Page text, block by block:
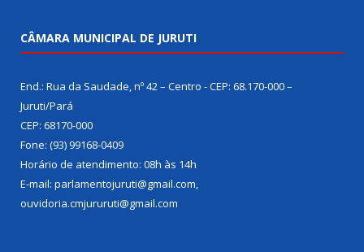
CÂMARA MUNICIPAL DE JURUTI
End.: Rua da Saudade, nº 42 – Centro - CEP: 68.170-000 –
Juruti/Pará
CEP: 68170-000
Fone: (93) 99168-0409
Horário de atendimento: 08h às 14h
E-mail: parlamentojuruti@gmail.com,
ouvidoria.cmjururuti@gmail.com